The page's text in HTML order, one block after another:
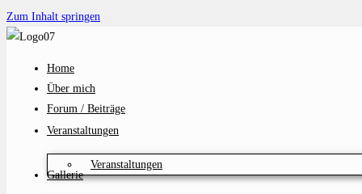
Zum Inhalt springen
Home
Über mich
Forum / Beiträge
Veranstaltungen
Veranstaltungen
Gallerie